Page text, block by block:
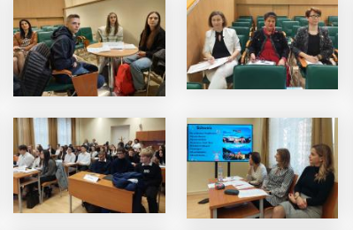
Hatos Ferenc Általános
Iskola és Alapfokú Művészeti
Iskola fiataljainak alkotásait
bemutató képgaléria
2026. július 03.